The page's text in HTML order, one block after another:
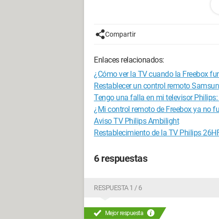
Sin embargo, puedo subir o bajar el
permitían cambiar la fuente del
Configuración:Windows / Chrome
Compartir
Enlaces relacionados:
¿Cómo ver la TV cuando la Freebox
Restablecer un control remoto
Tengo una falla en mi televisor
¿Mi control remoto de Freebox ya no
Aviso TV Philips Ambilight
Restablecimiento de la TV Philips
6 respuestas
RESPUESTA 1 / 6
Mejor respuesta